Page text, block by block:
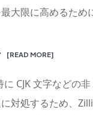
大限に高めるため
[READ MORE]
CJK 文字などの
対処するため、